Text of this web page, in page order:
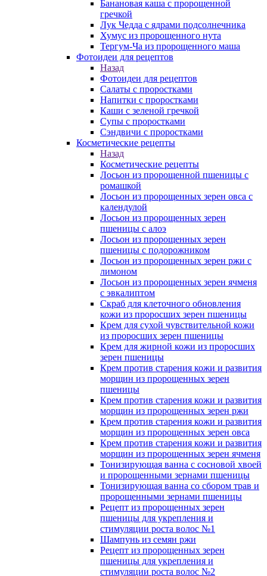
Банановая каша с пророщенной
гречкой
Лук Чедда с ядрами подсолнечника
Хумус из пророщенного нута
Тергум-Ча из пророщенного маша
Фотоидеи для рецептов
Назад
Фотоидеи для рецептов
Салаты с проростками
Напитки с проростками
Каши с зеленой гречкой
Супы с проростками
Сэндвичи с проростками
Косметические рецепты
Назад
Косметические рецепты
Лосьон из пророщенной пшеницы с
ромашкой
Лосьон из пророщенных зерен овса с
календулой
Лосьон из пророщенных зерен
пшеницы с алоэ
Лосьон из пророщенных зерен
пшеницы с подорожником
Лосьон из пророщенных зерен ржи с
лимоном
Лосьон из пророщенных зерен ячменя
с эвкалиптом
Скраб для клеточного обновления
кожи из проросших зерен пшеницы
Крем для сухой чувствительной кожи
из проросших зерен пшеницы
Крем для жирной кожи из проросших
зерен пшеницы
Крем против старения кожи и развития
морщин из пророщенных зерен
пшеницы
Крем против старения кожи и развития
морщин из пророщенных зерен ржи
Крем против старения кожи и развития
морщин из пророщенных зерен овса
Крем против старения кожи и развития
морщин из пророщенных зерен ячменя
Тонизирующая ванна с сосновой хвоей
и пророщенными зернами пшеницы
Тонизирующая ванна со сбором трав и
пророщенными зернами пшеницы
Рецепт из пророщенных зерен
пшеницы для укрепления и
стимуляции роста волос №1
Шампунь из семян ржи
Рецепт из пророщенных зерен
пшеницы для укрепления и
стимуляции роста волос №2